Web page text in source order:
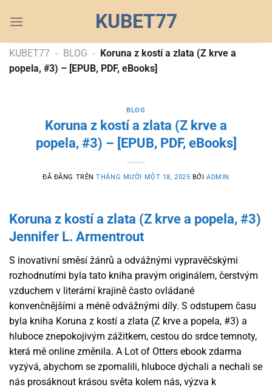
đến
dung
KUBET77
KUBET77 - BLOG - Koruna z kostí a zlata (Z krve a
popela, #3) – [EPUB, PDF, eBooks]
BLOG
Koruna z kostí a zlata (Z krve a
popela, #3) – [EPUB, PDF, eBooks]
ĐÃ ĐĂNG TRÊNTHÁNG MƯỜI MỘT 18, 2025 BỞIADMIN
Koruna z kostí a zlata (Z krve a popela, #3)
Jennifer L. Armentrout
S inovativní směsí žánrů a odvážnými vypravěčskými
rozhodnutími byla tato kniha pravým originálem, čerstvým
vzduchem v literární krajině často ovládané
konvenčnějšími a méně odvážnými díly. S odstupem času
byla kniha Koruna z kostí a zlata (Z krve a popela, #3) a
hluboce znepokojivým zážitkem, cestou do srdce temnoty,
která mě online změnila. A Lot of Otters ebook zdarma
vyzývá, abychom se zpomalili, hluboce dýchali a nechali se
nás prosáknout krásou světa kolem nás, výzva k